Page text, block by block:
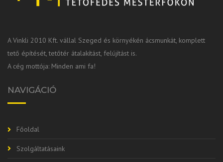
A Vinkli 2010 Kft. vállal Szeged és környékén ácsmunkát, komplett
tető építését, tetőtér átalakítást, felújítást is.
A cég mottója: Minden ami fa!
NAVIGÁCIÓ
Főoldal
Szolgáltatásaink